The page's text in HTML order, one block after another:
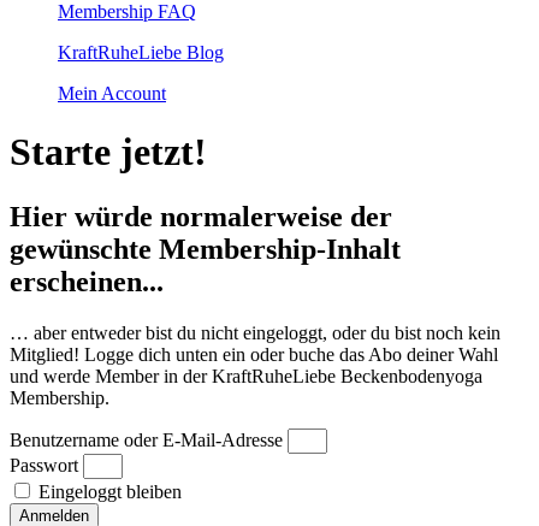
Membership FAQ
KraftRuheLiebe Blog
Mein Account
Starte jetzt!
Hier würde normalerweise der
gewünschte Membership-Inhalt
erscheinen...
… aber entweder bist du nicht eingeloggt, oder du bist noch kein
Mitglied! Logge dich unten ein oder buche das Abo deiner Wahl
und werde Member in der KraftRuheLiebe Beckenbodenyoga
Membership.
Benutzername oder E-Mail-Adresse
Passwort
Eingeloggt bleiben
Anmelden